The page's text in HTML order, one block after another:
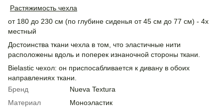
Растяжимость чехла
от 180 до 230 см (по глубине сиденья от 45 см до 77 см) - 4х
местный
Достоинства ткани чехла в том, что эластичные нити
расположены вдоль и поперек изнаночной стороны ткани.
Bielastic чехол: он приспосабливается к дивану в обоих
направлениях ткани.
Бренд
Nueva Textura
Материал
Моноэластик